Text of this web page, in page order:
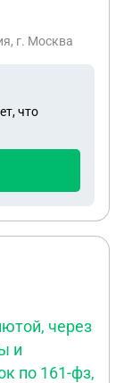
женой . Ему
. Она его
была его
Я все
племянник
стала
его
и
лишали
она
г. Москва
что
через
и
по 161-фз,